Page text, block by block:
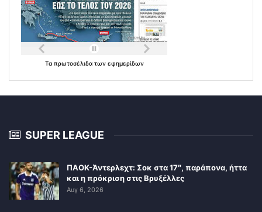
Τα πρωτοσέλιδα των εφημερίδων
SUPER LEAGUE
ΠΑΟΚ-Άντερλεχτ: Σοκ στα 17″, παράπονα, ήττα
και η πρόκριση στις Βρυξέλλες
Αυγ 6, 2026